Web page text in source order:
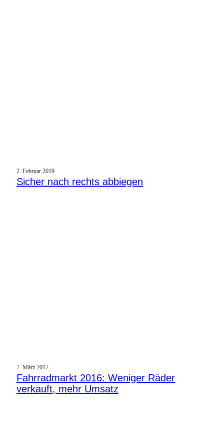
2. Februar 2019
Sicher nach rechts abbiegen
7. März 2017
Fahrradmarkt 2016: Weniger Räder
verkauft, mehr Umsatz